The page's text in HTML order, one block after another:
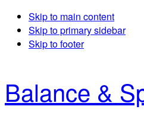
Skip to main content
Skip to primary sidebar
Skip to footer
Balance &